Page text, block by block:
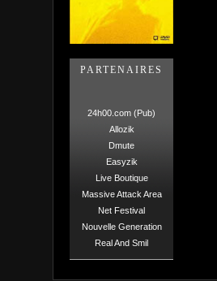
PARTENAIRES
24h00.com (Pub)
Allozik
Dmute
Easyzik
Live Boutique
Massive Attack Area
Net Festival
Nouvelle Generation
Real And Smil